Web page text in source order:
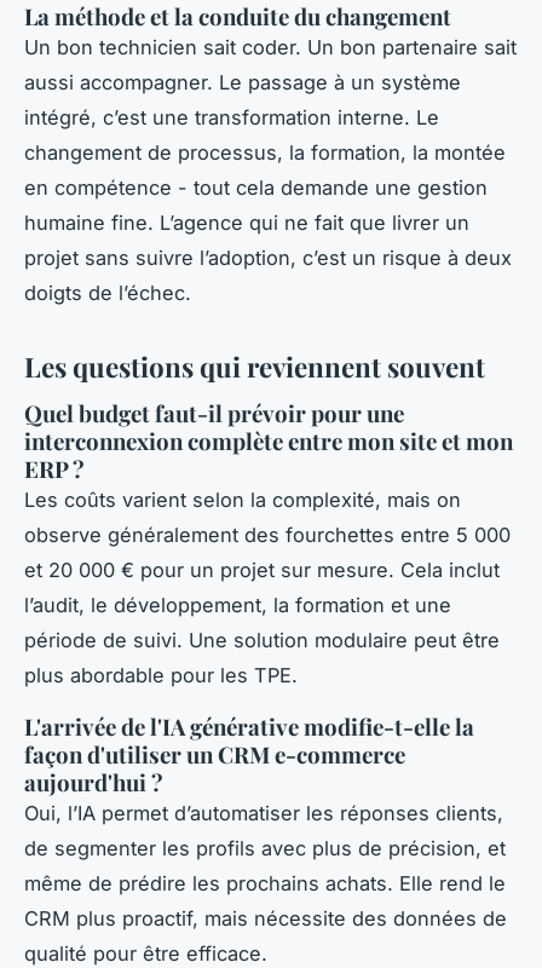
La méthode et la conduite du changement
Un bon technicien sait coder. Un bon partenaire sait
aussi accompagner. Le passage à un système
intégré, c’est une transformation interne. Le
changement de processus, la formation, la montée
en compétence - tout cela demande une gestion
humaine fine. L’agence qui ne fait que livrer un
projet sans suivre l’adoption, c’est un risque à deux
doigts de l’échec.
Les questions qui reviennent souvent
Quel budget faut-il prévoir pour une
interconnexion complète entre mon site et mon
ERP ?
Les coûts varient selon la complexité, mais on
observe généralement des fourchettes entre 5 000
et 20 000 € pour un projet sur mesure. Cela inclut
l’audit, le développement, la formation et une
période de suivi. Une solution modulaire peut être
plus abordable pour les TPE.
L'arrivée de l'IA générative modifie-t-elle la
façon d'utiliser un CRM e-commerce
aujourd'hui ?
Oui, l’IA permet d’automatiser les réponses clients,
de segmenter les profils avec plus de précision, et
même de prédire les prochains achats. Elle rend le
CRM plus proactif, mais nécessite des données de
qualité pour être efficace.